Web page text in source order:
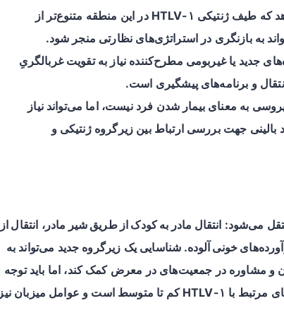
، این نشان می‌دهد که طیف ژنتیکی HTLV-۱ در این منطقه متنوع‌تر از
به بازنگری در استراتژی‌های نظارتی منجر شود.
جدید یا غیربومی مطرح‌کننده نیاز به تقویت غربالگریِ
و برنامه‌های پیشگیری است.
به معنای بیمار شدن فرد نیست، اما می‌تواند نیاز
جهت بررسی ارتباط بین زیرگروه ژنتیکی و
انتقال مادر به کودک از طریق شیر مادر، انتقال از
خونی آلوده. شناسایی یک زیرگروه جدید می‌تواند به
و مشاوره در جمعیت‌های در معرض کمک کند، اما باید توجه
داشت که خطر فردی برای تبدیل به بیماری‌های مرتبط با HTLV-۱ کم تا متوسط است و عوامل میزبان نیز